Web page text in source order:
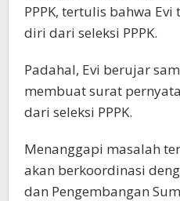
PPPK, tertulis bahwa
diri dari seleksi PPPK.
Padahal, Evi berujar
membuat surat
dari seleksi PPPK.
Menanggapi masalah
akan berkoordinasi
dan Pengembangan